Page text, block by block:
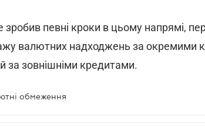
певні кроки в цьому напрямі,
валютних надходжень за окремими
за зовнішніми кредитами.
обмеження